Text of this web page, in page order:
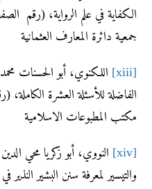
جمعية دائرة المعارف العثمانية
[xiii]
مكتب المطبوعات الاسلامية
[xiv]
والتيسير لمعرفة سنن البشير